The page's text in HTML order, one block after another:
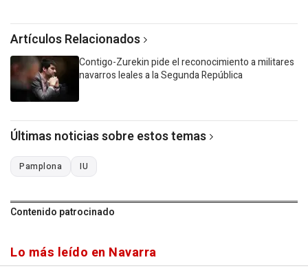
Artículos Relacionados
Contigo-Zurekin pide el reconocimiento a militares
navarros leales a la Segunda República
Últimas noticias sobre estos temas
Pamplona IU
Contenido patrocinado
Lo más leído en Navarra